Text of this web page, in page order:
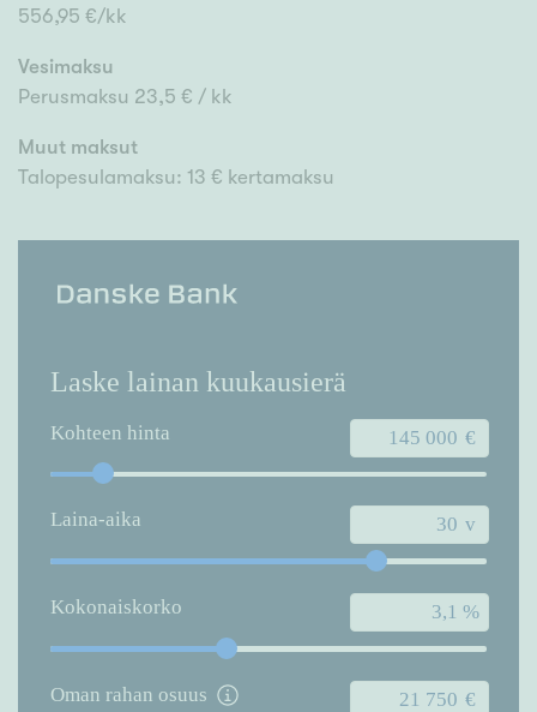
556,95 €/kk
Vesimaksu
Perusmaksu 23,5 € / kk
Muut maksut
Talopesulamaksu: 13 € kertamaksu